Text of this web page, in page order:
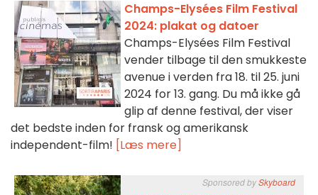
Champs-Elysées Film Festival
2024: plakat og datoer
Champs-Elysées Film Festival
vender tilbage til den smukkeste
avenue i verden fra 18. til 25. juni
2024 for 13. gang. Du må ikke gå
glip af denne festival, der viser
det bedste inden for fransk og amerikansk
independent-film! [Læs mere]